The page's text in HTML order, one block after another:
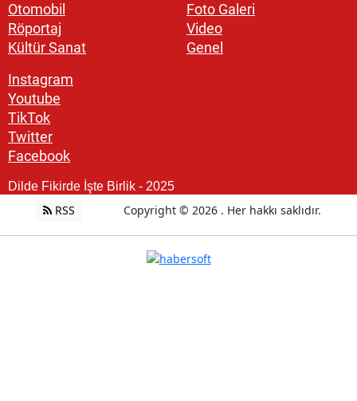
Otomobil
Röportaj
Kültür Sanat
Foto Galeri
Video
Genel
Instagram
Youtube
TikTok
Twitter
Facebook
Dilde Fikirde İşte Birlik - 2025
RSS Copyright © 2026 . Her hakkı saklıdır.